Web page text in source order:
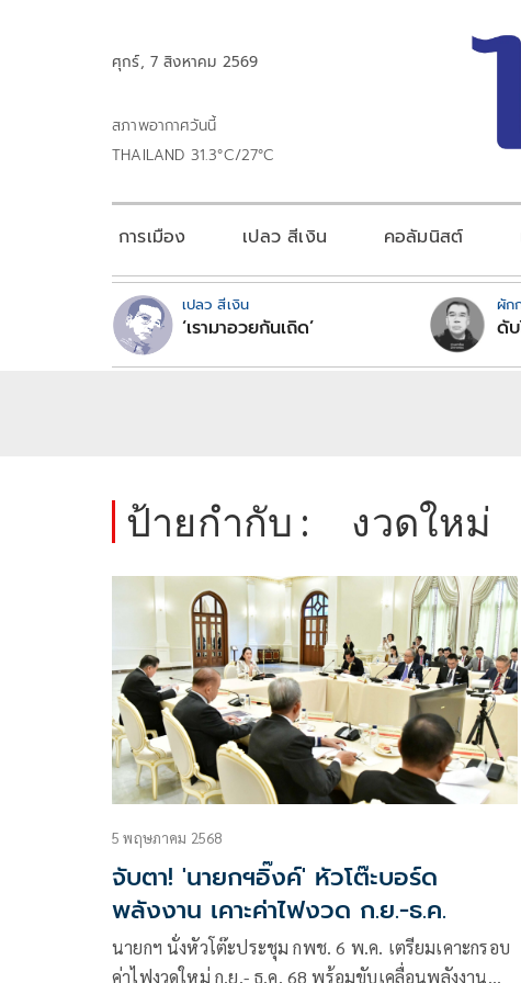
ศุกร์, 7 สิงหาคม 2569
สภาพอากาศวันนี้
THAILAND 31.3°C/27°C
การเมือง เปลว สีเงิน คอลัมนิสต์
เปลว สีเงิน
‘เรามาอวยกันเถิด’
ผัก
ดั
ป้ายกำกับ : งวดใหม่
5 พฤษภาคม 2568
จับตา! 'นายกฯอิ๊งค์' หัวโต๊ะบอร์ด
พลังงาน เคาะค่าไฟงวด ก.ย.-ธ.ค.
นายกฯ นั่งหัวโต๊ะประชุม กพช. 6 พ.ค. เตรียมเคาะกรอบ
ค่าไฟงวดใหม่ ก.ย.- ธ.ค. 68 พร้อมขับเคลื่อนพลังงาน